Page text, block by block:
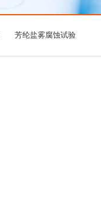
芳纶盐雾腐蚀试验